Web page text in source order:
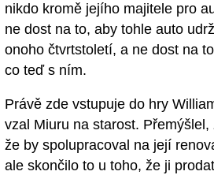
nikdo kromě jejího majitele pro
ne dost na to, aby tohle auto
onoho čtvrtstoletí, a ne dost na
co teď s ním.
Právě zde vstupuje do hry
vzal Miuru na starost.
že by spolupracoval na její
ale skončilo to u toho, že ji